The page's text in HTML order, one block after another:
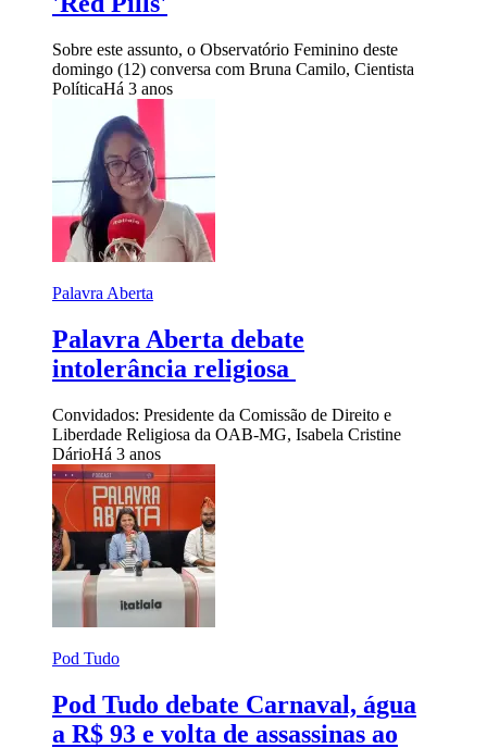
Sobre este assunto, o Observatório Feminino deste
domingo (12) conversa com Bruna Camilo, Cientista
PolíticaHá 3 anos
Palavra Aberta
Palavra Aberta debate
intolerância religiosa
Convidados: Presidente da Comissão de Direito e
Liberdade Religiosa da OAB-MG, Isabela Cristine
DárioHá 3 anos
Pod Tudo
Pod Tudo debate Carnaval, água
a R$ 93 e volta de assassinas ao